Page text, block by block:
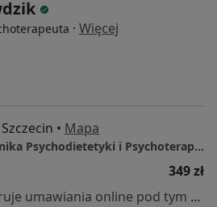
· Więcej
• Mapa
PsychoDietMed - Klinika Psychodietetyki i Psychoterapii Online
349 zł
Specjalista nie oferuje umawiania online pod tym adresem.